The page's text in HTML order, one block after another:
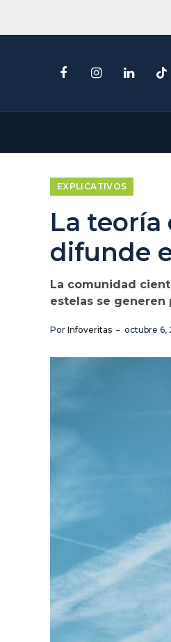
FacebookInstagramLinkedIn
EXPLICATIVOS
La teoría
difunde
La comunidad
estelas se
Por Infoveritas octubre 6,